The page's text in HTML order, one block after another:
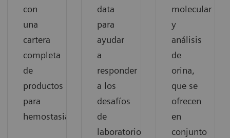
con
una
cartera
completa
de
productos
para
hemostasia.
data
para
ayudar
a
responder
a los
desafíos
de
laboratorios
molecular
y
análisis
de
orina,
que se
ofrecen
en
conjunto